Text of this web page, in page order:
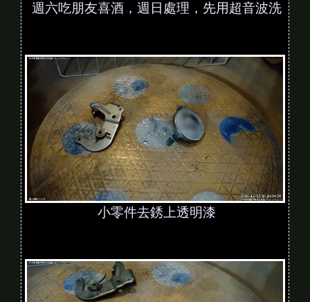
週六吃朋友喜酒，週日處理，先用超音波洗
小零件去銹上透明漆